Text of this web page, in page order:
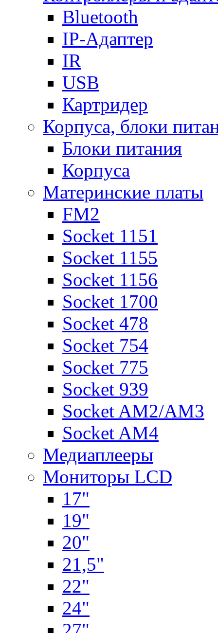
Bluetooth
IP-Адаптер
IR
USB
Картридер
Корпуса, блоки
Блоки питания
Корпуса
Материнские платы
FM2
Socket 1151
Socket 1155
Socket 1156
Socket 1700
Socket 478
Socket 754
Socket 775
Socket 939
Socket AM2/AM3
Socket AM4
Медиаплееры
Мониторы LCD
17"
19"
20"
21,5"
22"
24"